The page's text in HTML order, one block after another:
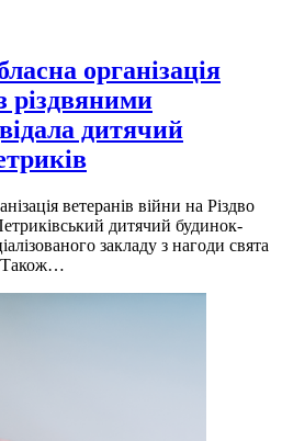
організація
різдвяними
дитячий
ветеранiв вiйни на Рiздво
дитячий будинок-
закладу з нагоди свята
Також…